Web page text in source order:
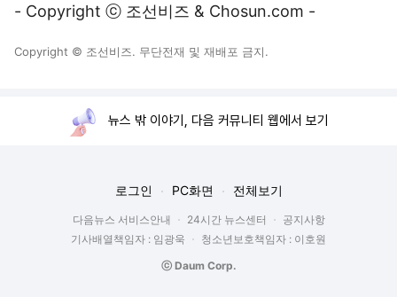
- Copyright ⓒ 조선비즈 & Chosun.com -
Copyright © 조선비즈. 무단전재 및 재배포 금지.
뉴스 밖 이야기, 다음 커뮤니티 웹에서 보기
로그인 PC화면 전체보기
다음뉴스 서비스안내 24시간 뉴스센터
공지사항
기사배열책임자 : 임광욱
청소년보호책임자 : 이호원
ⓒ Daum Corp.